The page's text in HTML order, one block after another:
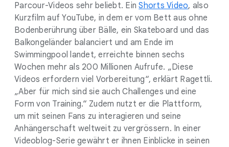
Parcour-Videos sehr beliebt. Ein Shorts Video, also
Kurzfilm auf YouTube, in dem er vom Bett aus ohne
Bodenberührung über Bälle, ein Skateboard und das
Balkongeländer balanciert und am Ende im
Swimmingpool landet, erreichte binnen sechs
Wochen mehr als 200 Millionen Aufrufe. „Diese
Videos erfordern viel Vorbereitung“, erklärt Ragettli.
„Aber für mich sind sie auch Challenges und eine
Form von Training.“ Zudem nutzt er die Plattform,
um mit seinen Fans zu interagieren und seine
Anhängerschaft weltweit zu vergrössern. In einer
Videoblog-Serie gewährt er ihnen Einblicke in seinen